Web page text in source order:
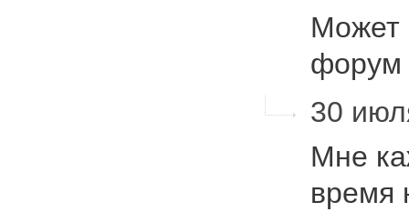
Может
форум
30
Мне
время